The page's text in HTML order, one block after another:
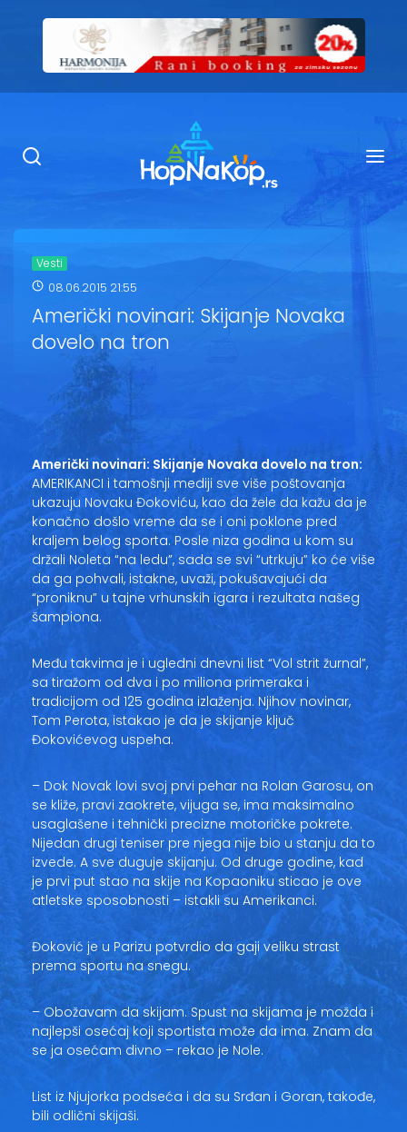
Ugostiteljstvo
Kop Info
Oglasi
Galerija
Copyright© 2020
HopNaKop
Vesti
08.06.2015 21:55
Američki novinari: Skijanje Novaka
dovelo na tron
Američki novinari: Skijanje Novaka dovelo na tron:
AMERIKANCI i tamošnji mediji sve više poštovanja
ukazuju Novaku Đokoviću, kao da žele da kažu da je
konačno došlo vreme da se i oni poklone pred
kraljem belog sporta. Posle niza godina u kom su
držali Noleta “na ledu”, sada se svi “utrkuju” ko će više
da ga pohvali, istakne, uvaži, pokušavajući da
“proniknu” u tajne vrhunskih igara i rezultata našeg
šampiona.
Među takvima je i ugledni dnevni list “Vol strit žurnal”,
sa tiražom od dva i po miliona primeraka i
tradicijom od 125 godina izlaženja. Njihov novinar,
Tom Perota, istakao je da je skijanje ključ
Đokovićevog uspeha.
– Dok Novak lovi svoj prvi pehar na Rolan Garosu, on
se kliže, pravi zaokrete, vijuga se, ima maksimalno
usaglašene i tehnički precizne motoričke pokrete.
Nijedan drugi teniser pre njega nije bio u stanju da to
izvede. A sve duguje skijanju. Od druge godine, kad
je prvi put stao na skije na Kopaoniku sticao je ove
atletske sposobnosti – istakli su Amerikanci.
Đoković je u Parizu potvrdio da gaji veliku strast
prema sportu na snegu.
– Obožavam da skijam. Spust na skijama je možda i
najlepši osećaj koji sportista može da ima. Znam da
se ja osećam divno – rekao je Nole.
List iz Njujorka podseća i da su Srđan i Goran, takođe,
bili odlični skijaši.